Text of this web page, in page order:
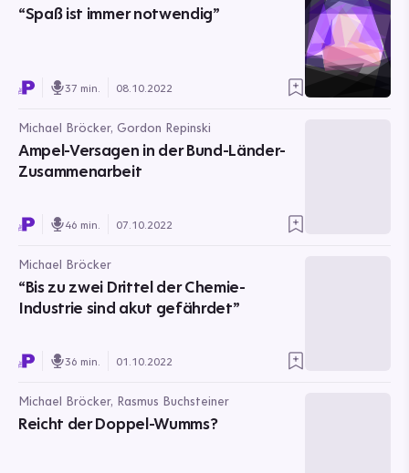
“Spaß ist immer notwendig”
37 min. 08.10.2022
Michael Bröcker, Gordon Repinski
Ampel-Versagen in der Bund-Länder-
Zusammenarbeit
46 min. 07.10.2022
Michael Bröcker
“Bis zu zwei Drittel der Chemie-
Industrie sind akut gefährdet”
36 min. 01.10.2022
Michael Bröcker, Rasmus Buchsteiner
Reicht der Doppel-Wumms?